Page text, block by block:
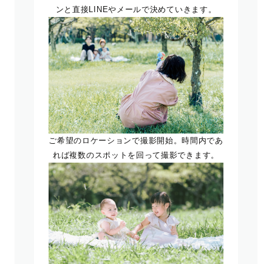
ンと直接LINEやメールで決めていきます。
ご希望のロケーションで撮影開始。時間内であ
れば複数のスポットを回って撮影できます。